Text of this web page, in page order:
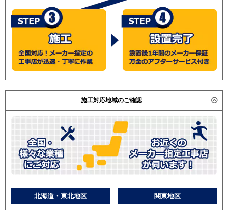
施工対応地域のご確認
北海道・東北地区 関東地区